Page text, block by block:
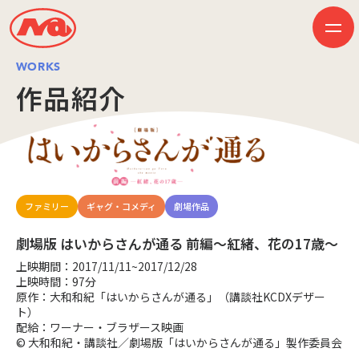
HOME
ニュース
ビジネス
創業50周年記念ページ
音楽配信
プレスリリース
お問い合わせ
WORKS
作品紹介
ファミリー ギャグ・コメディ 劇場作品
劇場版 はいからさんが通る 前編～紅緒、花の17歳～
上映期間：2017/11/11~2017/12/28
上映時間：97分
原作：大和和紀「はいからさんが通る」（講談社KCDXデザー
ト）
配給：ワーナー・ブラザース映画
© 大和和紀・講談社／劇場版「はいからさんが通る」製作委員会